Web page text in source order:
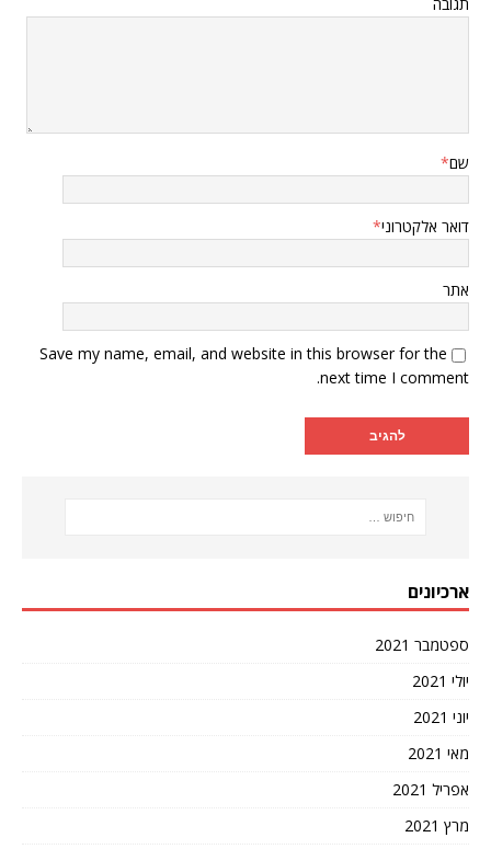
שם*
דואר אלקטרוני*
אתר
Save my name, email, and website in this browser for the
next time I comment.
ארכיונים
ספטמבר 2021
יולי 2021
יוני 2021
מאי 2021
אפריל 2021
מרץ 2021